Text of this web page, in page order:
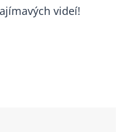
videí!